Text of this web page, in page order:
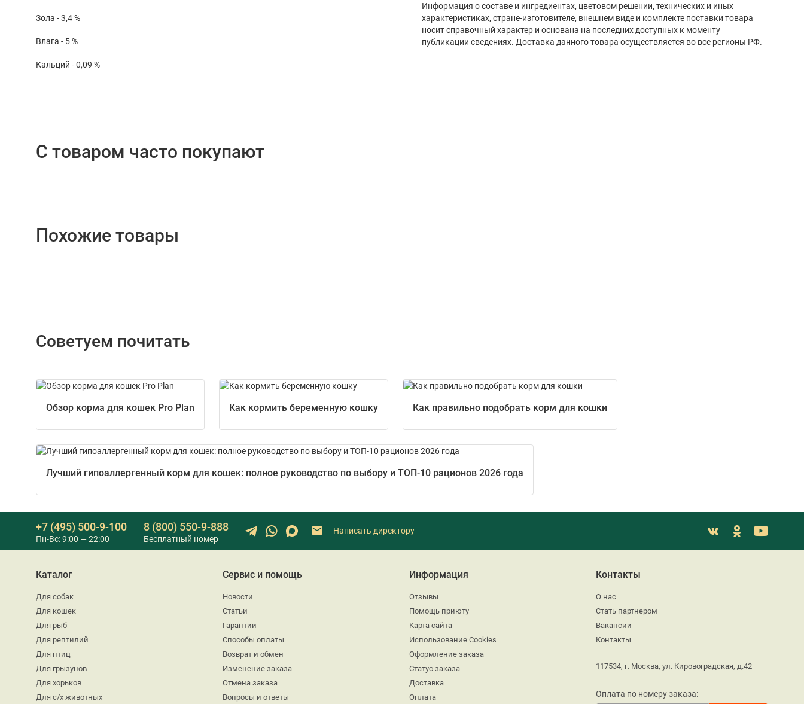
Зола - 3,4 %
Влага - 5 %
Кальций - 0,09 %
Информация о составе и ингредиентах, цветовом решении, технических и иных
характеристиках, стране-изготовителе, внешнем виде и комплекте поставки товара
носит справочный характер и основана на последних доступных к моменту
публикации сведениях. Доставка данного товара осуществляется во все регионы РФ.
С товаром часто покупают
Похожие товары
Советуем почитать
Обзор корма для кошек Pro Plan Как кормить беременную кошку Как правильно подобрать корм для кошки
Лучший гипоаллергенный корм для кошек: полное руководство по выбору и ТОП-10 рационов 2026 года
+7 (495) 500-9-100
Пн-Вс: 9:00 — 22:00
8 (800) 550-9-888
Бесплатный номер
Написать директору
Каталог
Для собак
Для кошек
Для рыб
Для рептилий
Для птиц
Для грызунов
Для хорьков
Для с/х животных
Сервис и помощь
Новости
Статьи
Гарантии
Способы оплаты
Возврат и обмен
Изменение заказа
Отмена заказа
Вопросы и ответы
Информация
Отзывы
Помощь приюту
Карта сайта
Использование Cookies
Оформление заказа
Статус заказа
Доставка
Оплата
Контакты
О нас
Стать партнером
Вакансии
Контакты
117534, г. Москва, ул. Кировоградская, д.42
Оплата по номеру заказа: